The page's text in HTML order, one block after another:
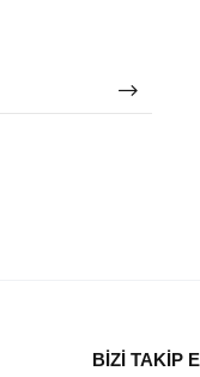
BİZİ TAKİP